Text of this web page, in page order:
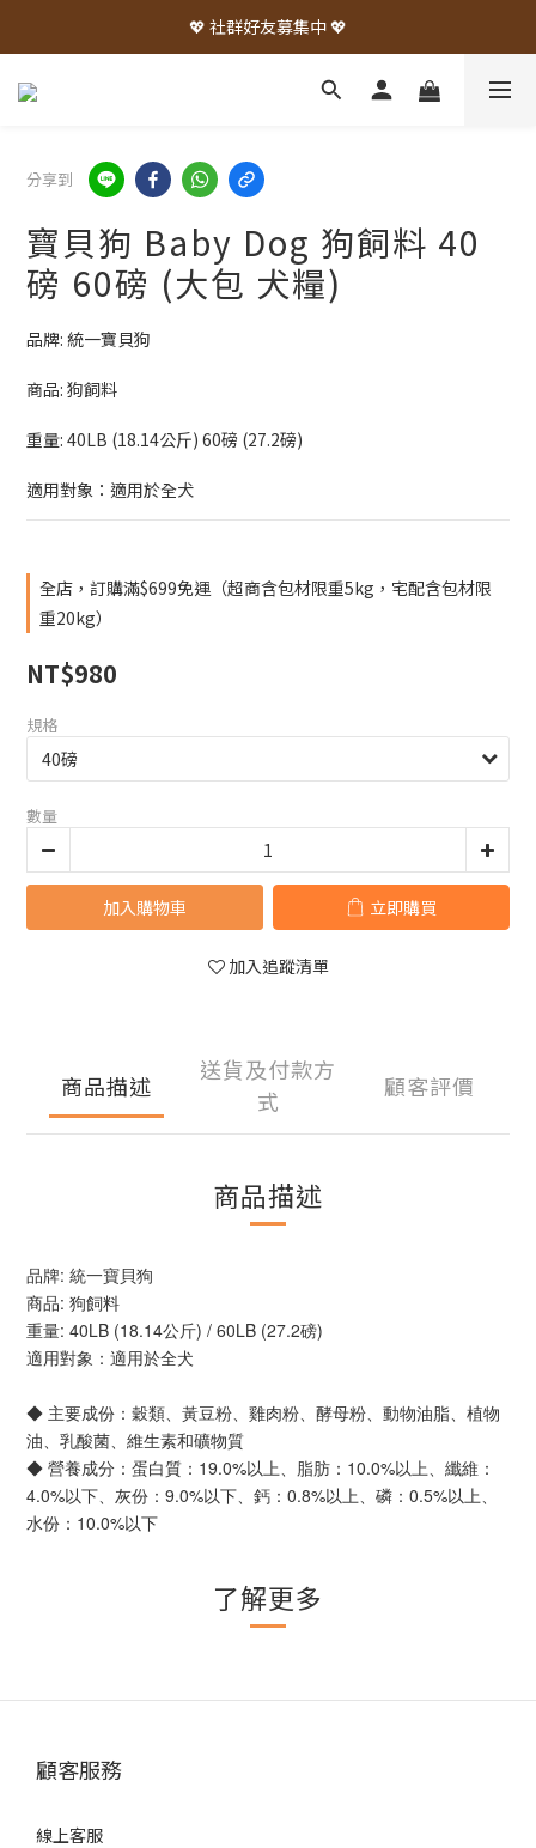
💖 社群好友募集中 💖
分享到
寶貝狗 Baby Dog 狗飼料 40
磅 60磅 (大包 犬糧)
品牌: 統一寶貝狗
商品: 狗飼料
重量: 40LB (18.14公斤) 60磅 (27.2磅)
適用對象：適用於全犬
全店，訂購滿$699免運（超商含包材限重5kg，宅配含包材限
重20kg）
NT$980
規格
數量
加入購物車 立即購買
加入追蹤清單
商品描述
送貨及付款方
式
顧客評價
商品描述
品牌: 統一寶貝狗
商品: 狗飼料
重量: 40LB (18.14公斤) / 60LB (27.2磅)
適用對象：適用於全犬
◆ 主要成份：穀類、黃豆粉、雞肉粉、酵母粉、動物油脂、植物
油、乳酸菌、維生素和礦物質
◆ 營養成分：蛋白質：19.0%以上、脂肪：10.0%以上、纖維：
4.0%以下、灰份：9.0%以下、鈣：0.8%以上、磷：0.5%以上、
水份：10.0%以下
了解更多
顧客服務
線上客服